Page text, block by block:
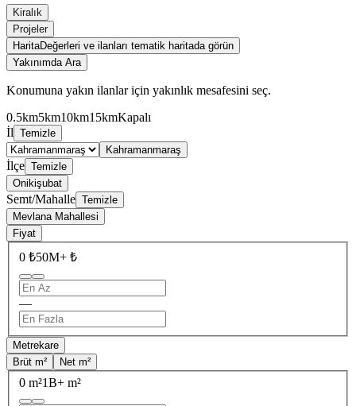
Kiralık
Projeler
HaritaDeğerleri ve ilanları tematik haritada görün
Yakınımda Ara
Konumuna yakın ilanlar için yakınlık mesafesini seç.
0.5km5km10km15kmKapalı
İl Temizle
Kahramanmaraş
İlçe Temizle
Onikişubat
Semt/Mahalle Temizle
Mevlana Mahallesi
Fiyat
0 ₺50M+ ₺
—
Metrekare
Brüt m²
Net m²
0 m²1B+ m²